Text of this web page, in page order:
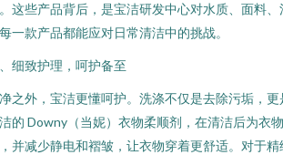
这些产品背后，是宝洁研发中心对水质、面料
一款产品都能应对日常清洁中的挑战。
细致护理，呵护备至
之外，宝洁更懂呵护。洗涤不仅是去除污垢，
的 Downy（当妮）衣物柔顺剂，在清洁后为衣
并减少静电和褶皱，让衣物穿着更舒适。对于